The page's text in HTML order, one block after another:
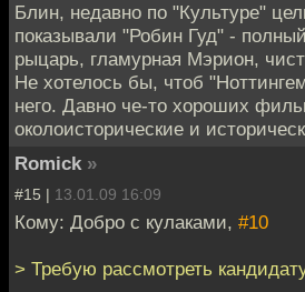
Блин, недавно по "Культуре"
показывали "Робин Гуд" -
рыцарь, гламурная Мэрион,
Не хотелось бы, чтоб
него. Давно че-то хороших
околоисторические и
Romick »
#15 | 13.01.09 16:09
Кому: Добро с кулаками, #10
> Требую рассмотреть